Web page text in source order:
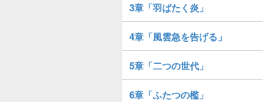
3章「羽ばたく炎」
4章「風雲急を告げる」
5章「二つの世代」
6章「ふたつの檻」